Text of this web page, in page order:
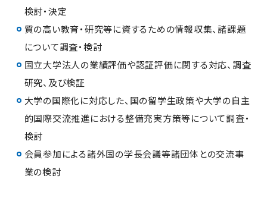
検討・決定
質の高い教育・研究等に資するための情報収集、諸課題
について調査・検討
国立大学法人の業績評価や認証評価に関する対応、調査
研究、及び検証
大学の国際化に対応した、国の留学生政策や大学の自主
的国際交流推進における整備充実方策等について調査・
検討
会員参加による諸外国の学長会議等諸団体との交流事
業の検討